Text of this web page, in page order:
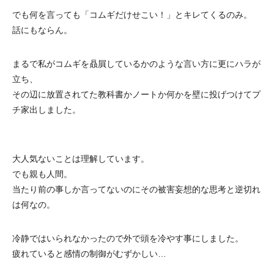
でも何を言っても「コムギだけせこい！」とキレてくるのみ。
話にもならん。
まるで私がコムギを贔屓しているかのような言い方に更にハラが
立ち、
その辺に放置されてた教科書かノートか何かを壁に投げつけてプ
チ家出しました。
大人気ないことは理解しています。
でも親も人間。
当たり前の事しか言ってないのにその被害妄想的な思考と逆切れ
は何なの。
冷静ではいられなかったので外で頭を冷やす事にしました。
疲れていると感情の制御がむずかしい…